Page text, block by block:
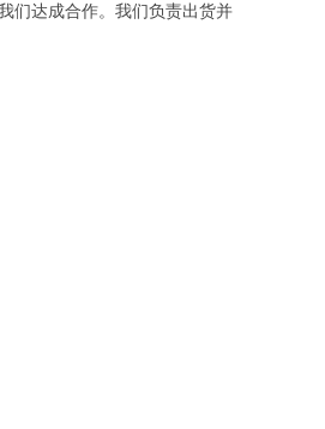
们达成合作。我们负责出货并